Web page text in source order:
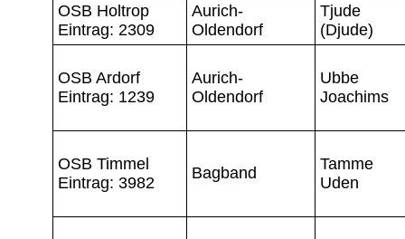
OSB Holtrop
Eintrag: 2309
Aurich-
Oldendorf
Tjude
(Djude)
OSB Ardorf
Eintrag: 1239
Aurich-
Oldendorf
Ubbe
Joachims
OSB Timmel
Eintrag: 3982
Bagband
Tamme
Uden